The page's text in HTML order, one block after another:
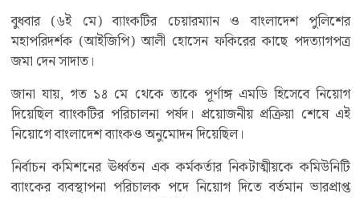
বুধবার (৬ই মে) ব্যাংকটির চেয়ারম্যান ও বাংলাদেশ পুলিশের
মহাপরিদর্শক (আইজিপি) আলী হোসেন ফকিরের কাছে পদত্যাগপত্র
জমা দেন সাদাত।
জানা যায়, গত ১৪ মে থেকে তাকে পূর্ণাঙ্গ এমডি হিসেবে নিয়োগ
দিয়েছিল ব্যাংকটির পরিচালনা পর্ষদ। প্রয়োজনীয় প্রক্রিয়া শেষে এই
নিয়োগে বাংলাদেশ ব্যাংকও অনুমোদন দিয়েছিল।
নির্বাচন কমিশনের ঊর্ধ্বতন এক কর্মকর্তার নিকটাত্মীয়কে কমিউনিটি
ব্যাংকের ব্যবস্থাপনা পরিচালক পদে নিয়োগ দিতে বর্তমান ভারপ্রাপ্ত